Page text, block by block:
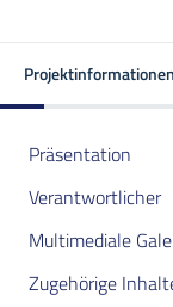
Projektinformationen
Präsentation
Verantwortlicher
Multimediale
Zugehörige